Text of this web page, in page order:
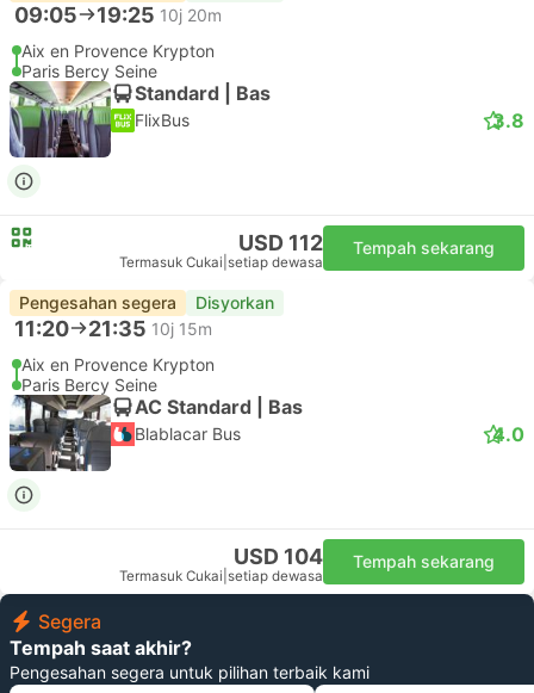
09:05 19:25 10j 20m
Aix en Provence Krypton
Paris Bercy Seine
Standard | Bas
FlixBus 3.8
USD 112
Termasuk Cukai setiap dewasa
Tempah sekarang
Pengesahan segera Disyorkan
11:20 21:35 10j 15m
Aix en Provence Krypton
Paris Bercy Seine
AC Standard | Bas
Blablacar Bus 4.0
USD 104
Termasuk Cukai setiap dewasa
Tempah sekarang
Segera
Tempah saat akhir?
Pengesahan segera untuk pilihan terbaik kami